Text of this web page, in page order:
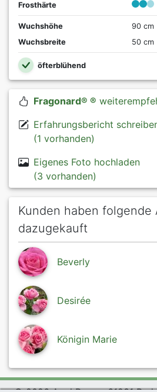
Frosthärte
Wuchshöhe
90 cm
Wuchsbreite
50 cm
öfterblühend
Fragonard® ®
Erfahrungsbericht
(1 vorhanden)
Eigenes Foto hochladen
(3 vorhanden)
Kunden haben folgende
dazugekauft
Beverly
Desirée
Königin Marie